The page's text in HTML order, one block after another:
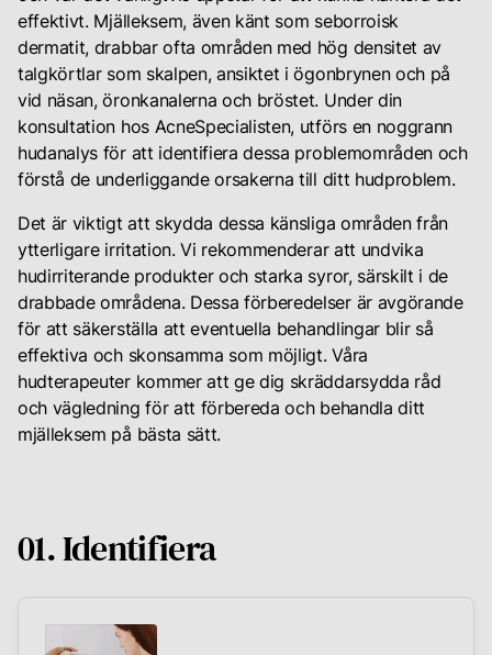
effektivt. Mjälleksem, även känt som seborroisk
dermatit, drabbar ofta områden med hög densitet av
talgkörtlar som skalpen, ansiktet i ögonbrynen och på
vid näsan, öronkanalerna och bröstet. Under din
konsultation hos AcneSpecialisten, utförs en noggrann
hudanalys för att identifiera dessa problemområden och
förstå de underliggande orsakerna till ditt hudproblem.
Det är viktigt att skydda dessa känsliga områden från
ytterligare irritation. Vi rekommenderar att undvika
hudirriterande produkter och starka syror, särskilt i de
drabbade områdena. Dessa förberedelser är avgörande
för att säkerställa att eventuella behandlingar blir så
effektiva och skonsamma som möjligt. Våra
hudterapeuter kommer att ge dig skräddarsydda råd
och vägledning för att förbereda och behandla ditt
mjälleksem på bästa sätt.
01. Identifiera